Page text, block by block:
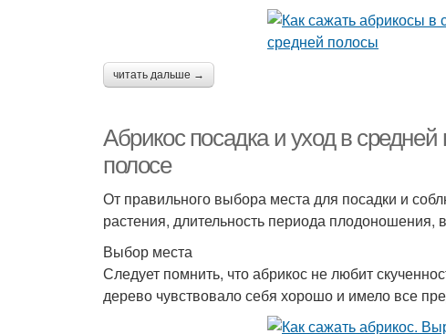
читать дальше →
Абрикос посадка и уход в
полосе
От правильного выбора места для посадки и
растения, длительность периода плодоношения,
Выбор места
Следует помнить, что абрикос не любит
дерево чувствовало себя хорошо и имело все